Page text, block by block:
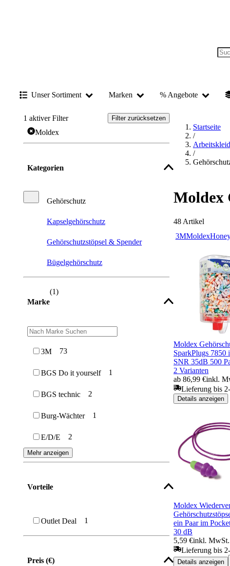
Unser Sortiment Marken % Angebote
1 aktiver Filter Filter zurücksetzen
Moldex
Kategorien
Gehörschutz
Kapselgehörschutz
Gehörschutzstöpsel & Spender
Bügelgehörschutz
Marke
(1)
3M 73
BGS Do it yourself 1
BGS technic 2
Burg-Wächter 1
E/D/E 2
Mehr anzeigen
Vorteile
Outlet Deal 1
Preis (€)
Startseite
/
/
Moldex
48 Artikel
3MMoldex
Moldex
SparkPlugs 7850
SNR 35dB 500
2 Varianten
ab 86,99 €inkl.
Lieferung bis
Details anzeigen
Moldex
ein Paar im
30 dB
5,59 €inkl. MwSt.
Lieferung bis
Details anzeigen